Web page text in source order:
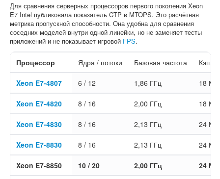
Для сравнения серверных процессоров первого поколения Xeon
E7 Intel публиковала показатель CTP в MTOPS. Это расчётная
метрика пропускной способности. Она удобна для сравнения
соседних моделей внутри одной линейки, но не заменяет тесты
приложений и не показывает игровой FPS.
Процессор Ядра / потоки Базовая частота Кэш-
Xeon E7-4807 6 / 12 1,86 ГГц 18 МБ
Xeon E7-4820 8 / 16 2,00 ГГц 18 МБ
Xeon E7-4830 8 / 16 2,13 ГГц 24 МБ
Xeon E7-8830 8 / 16 2,13 ГГц 24 МБ
Xeon E7-8850 10 / 20 2,00 ГГц 24 МБ